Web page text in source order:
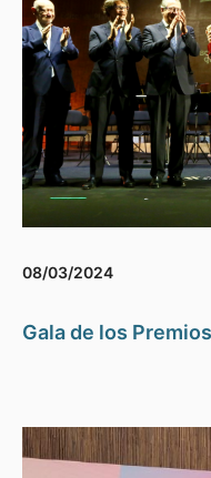
08/03/2024
Gala de los